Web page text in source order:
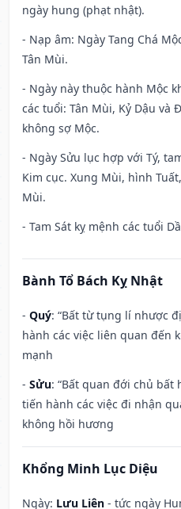
ngày hung (phạt nhật).
- Nạp âm: Ngày Tang Chá
Tân Mùi.
- Ngày này thuộc hành Mộc
các tuổi: Tân Mùi, Kỷ Dậu và
không sợ Mộc.
- Ngày Sửu lục hợp với Tý,
Kim cục. Xung Mùi, hình
Mùi.
- Tam Sát kỵ mệnh các tuổi
Bành Tổ Bách Kỵ Nhật
- Quý: “Bất từ tụng lí nhược
hành các việc liên quan đến
mạnh
- Sửu: “Bất quan đới chủ bất
tiến hành các việc đi nhận
không hồi hương
Khổng Minh Lục Diệu
Ngày: Lưu Liên - tức ngày